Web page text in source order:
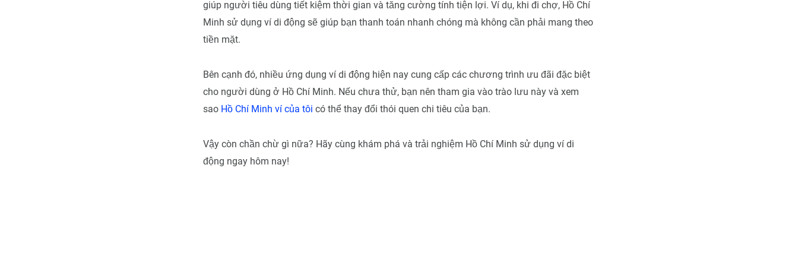
giúp người tiêu dùng tiết kiệm thời gian và tăng cường tính tiện lợi. Ví dụ, khi đi chợ, Hồ Chí
Minh sử dụng ví di động sẽ giúp bạn thanh toán nhanh chóng mà không cần phải mang theo
tiền mặt.
Bên cạnh đó, nhiều ứng dụng ví di động hiện nay cung cấp các chương trình ưu đãi đặc biệt
cho người dùng ở Hồ Chí Minh. Nếu chưa thử, bạn nên tham gia vào trào lưu này và xem
sao Hồ Chí Minh ví của tôi có thể thay đổi thói quen chi tiêu của bạn.
Vậy còn chần chừ gì nữa? Hãy cùng khám phá và trải nghiệm Hồ Chí Minh sử dụng ví di
động ngay hôm nay!